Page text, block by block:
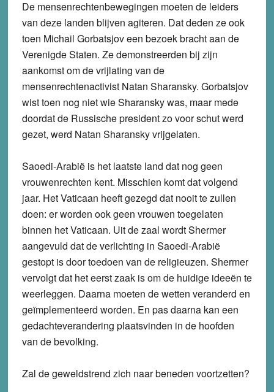
De mensenrechtenbewegingen moeten de leiders
van deze landen blijven agiteren. Dat deden ze ook
toen Michail Gorbatsjov een bezoek bracht aan de
Verenigde Staten. Ze demonstreerden bij zijn
aankomst om de vrijlating van de
mensenrechtenactivist Natan Sharansky. Gorbatsjov
wist toen nog niet wie Sharansky was, maar mede
doordat de Russische president zo voor schut werd
gezet, werd Natan Sharansky vrijgelaten.
Saoedi-Arabië is het laatste land dat nog geen
vrouwenrechten kent. Misschien komt dat volgend
jaar. Het Vaticaan heeft gezegd dat nooit te zullen
doen: er worden ook geen vrouwen toegelaten
binnen het Vaticaan. Uit de zaal wordt Shermer
aangevuld dat de verlichting in Saoedi-Arabië
gestopt is door toedoen van de religieuzen. Shermer
vervolgt dat het eerst zaak is om de huidige ideeën te
weerleggen. Daarna moeten de wetten veranderd en
geïmplementeerd worden. En pas daarna kan een
gedachteverandering plaatsvinden in de hoofden
van de bevolking.
Zal de geweldstrend zich naar beneden voortzetten?